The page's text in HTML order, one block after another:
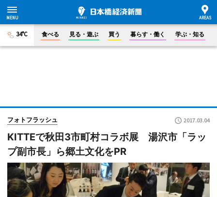
34°C 食べる 見る・遊ぶ 買う 暮らす・働く 学ぶ・知る
フォトフラッシュ 2017.03.04
KITTEで秋田3市町村コラボ展 湯沢市「ラッ
プ副市長」ら郷土文化をPR